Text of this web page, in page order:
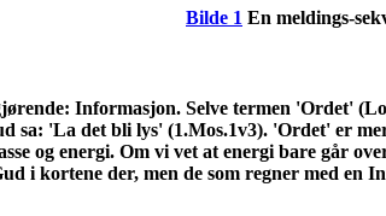
Bilde 1 En meldings-
Informasjon. Selve termen 'Ordet'
'La det bli lys' (1.Mos.1v3). 'Ordet' er
og energi. Om vi vet at energi bare går
i kortene der, men de som regner med en